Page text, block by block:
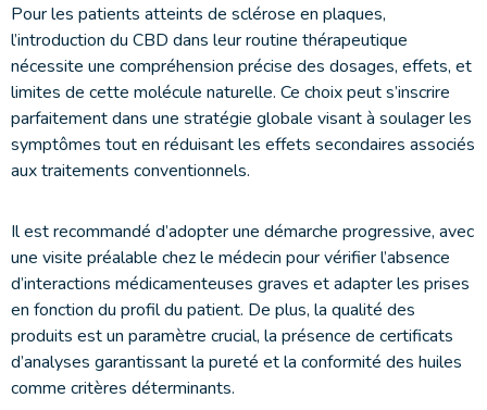
Pour les patients atteints de sclérose en plaques,
l’introduction du CBD dans leur routine thérapeutique
nécessite une compréhension précise des dosages, effets, et
limites de cette molécule naturelle. Ce choix peut s’inscrire
parfaitement dans une stratégie globale visant à soulager les
symptômes tout en réduisant les effets secondaires associés
aux traitements conventionnels.
Il est recommandé d’adopter une démarche progressive, avec
une visite préalable chez le médecin pour vérifier l’absence
d’interactions médicamenteuses graves et adapter les prises
en fonction du profil du patient. De plus, la qualité des
produits est un paramètre crucial, la présence de certificats
d’analyses garantissant la pureté et la conformité des huiles
comme critères déterminants.